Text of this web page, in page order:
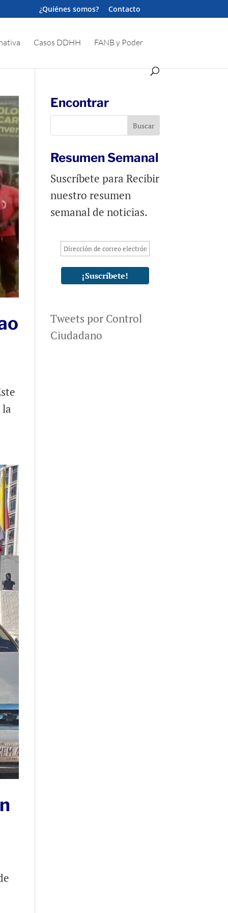
¿Quiénes somos? Contacto
Casos DDHH FANB y Poder
Encontrar
Resumen Semanal
Suscríbete para Recibir
nuestro resumen
semanal de noticias.
Tweets por Control
Ciudadano